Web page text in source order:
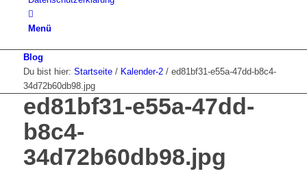
Menü
Blog
Du bist hier: Startseite / Kalender-2 / ed81bf31-e55a-47dd-b8c4-
34d72b60db98.jpg
ed81bf31-e55a-47dd-
b8c4-
34d72b60db98.jpg